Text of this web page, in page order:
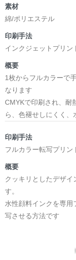
connection.
potential to change
② 日本語わからん
日本語
言葉を学ぶことは
間違えたり、笑っ
ます。
日本語わからん実
をデザインに込め
素材
綿/ポリエステル
印刷手法
インクジェットプリン
概要
1枚からフルカラーで
なります
CMYKで印刷され、耐
ら、色褪せしにくく、
印刷手法
フルカラー転写プリン
概要
クッキリとしたデザイ
す。
水性顔料インクを専
写させる方法です